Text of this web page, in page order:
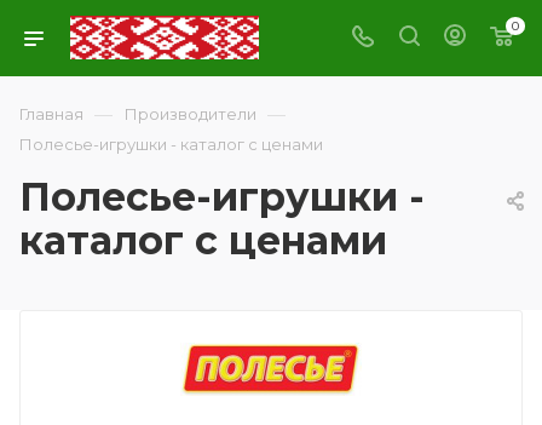
0
Главная — Производители —
Полесье-игрушки - каталог с ценами
Полесье-игрушки -
каталог с ценами